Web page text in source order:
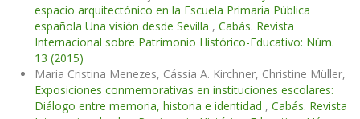
espacio arquitectónico en la Escuela Primaria Pública
española Una visión desde Sevilla , Cabás. Revista
Internacional sobre Patrimonio Histórico-Educativo: Núm.
13 (2015)
Maria Cristina Menezes, Cássia A. Kirchner, Christine Müller,
Exposiciones conmemorativas en instituciones escolares:
Diálogo entre memoria, historia e identidad , Cabás. Revista